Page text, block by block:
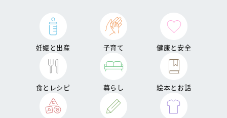
妊娠と出産 子育て 健康と安全
食とレシピ 暮らし 絵本とお話